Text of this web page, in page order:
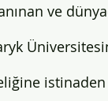
ve
istinaden